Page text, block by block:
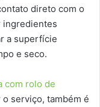
direto com o
ingredientes
a superfície
e seco.
com rolo de
o serviço, também é